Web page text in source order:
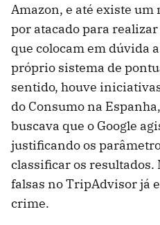
Amazon, e até existe um
por atacado para
que colocam em dúvida
próprio sistema de
sentido, houve
do Consumo na
buscava que o Google
justificando os
classificar os resultados.
falsas no TripAdvisor já
crime.